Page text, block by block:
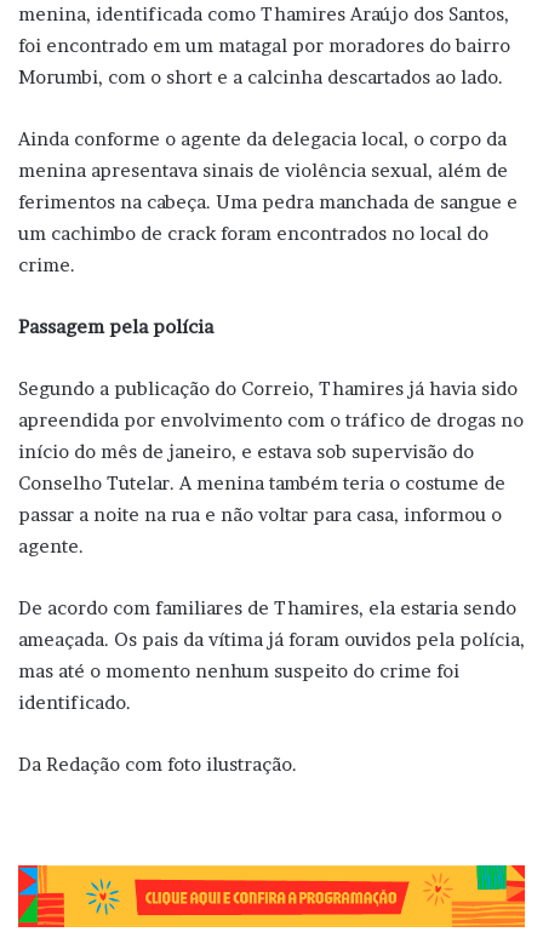
menina, identificada como Thamires Araújo dos Santos,
foi encontrado em um matagal por moradores do bairro
Morumbi, com o short e a calcinha descartados ao lado.
Ainda conforme o agente da delegacia local, o corpo da
menina apresentava sinais de violência sexual, além de
ferimentos na cabeça. Uma pedra manchada de sangue e
um cachimbo de crack foram encontrados no local do
crime.
Passagem pela polícia
Segundo a publicação do Correio, Thamires já havia sido
apreendida por envolvimento com o tráfico de drogas no
início do mês de janeiro, e estava sob supervisão do
Conselho Tutelar. A menina também teria o costume de
passar a noite na rua e não voltar para casa, informou o
agente.
De acordo com familiares de Thamires, ela estaria sendo
ameaçada. Os pais da vítima já foram ouvidos pela polícia,
mas até o momento nenhum suspeito do crime foi
identificado.
Da Redação com foto ilustração.